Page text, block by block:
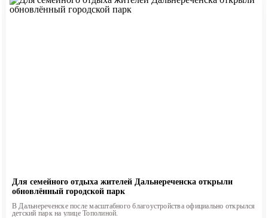
Для семейного отдыха жителей Дальнереченска открыли
обновлённый городской парк
В Дальнереченске после масштабного благоустройства официально открылся
детский парк на улице Тополиной.